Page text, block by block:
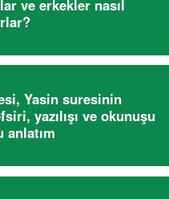
ve erkekler nasıl
Yasin suresinin
yazılışı ve okunuşu
anlatım